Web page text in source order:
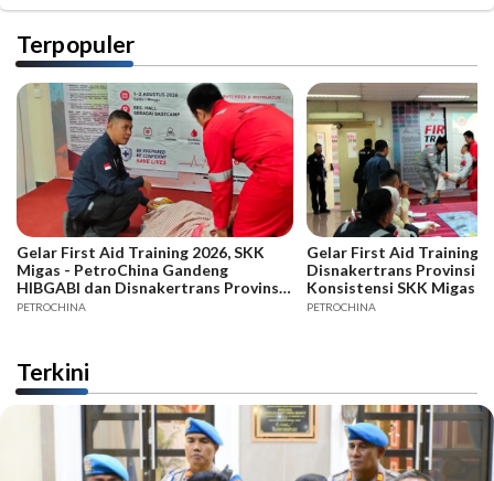
Terpopuler
Gelar First Aid Training 2026, SKK
Migas - PetroChina Gandeng
HIBGABI dan Disnakertrans Provinsi
Jambi
PETROCHINA
Gelar First Aid Training
Disnakertrans Provinsi
Konsistensi SKK Migas -
PETROCHINA
Terkini